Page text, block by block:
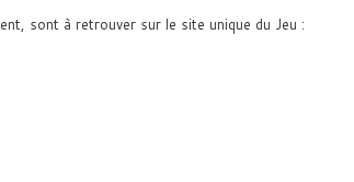
sont à retrouver sur le site unique du Jeu :